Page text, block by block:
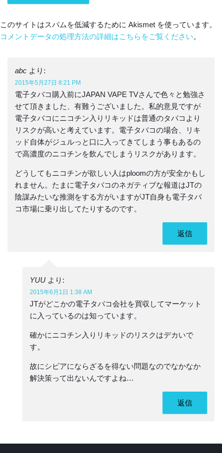
このサイトはスパムを低減するために Akismet を使っています。
コメントデータの処理方法の詳細はこちらをご覧ください。
abc より:
2015年5月27日 8:21 PM
電子タバコ購入前にJAPAN VAPE TVさんで色々と勉強さ
せて頂きました、有難うございました。私的意見ですが
電子タバコにニコチン入りリキッドは普通のタバコより
リスクが高いと考えています。電子タバコの場合、リキ
ッド自体がジュルっと口に入ってきてしまう事もあるの
で高濃度のニコチンを飲んでしまうリスクがあります。
どうしてもニコチンが欲しい人はploomの方が安全かもし
れません。たまに電子タバコのネガティブな報道はJTの
陰謀みたいな推測をする方がいますがJT自身も電子タバ
コ市場に乗り出してたりするのです。
返信
YUU より:
2015年6月1日 1:38 AM
JTがどこかの電子タバコ会社を買収してマーケット
に入っているのは知っています。
確かにニコチン入りリキッドのリスクはデカいで
す。
故にシビアにならざるを得ない問題なのでなかなか
解決策って出ないんですよね…
返信